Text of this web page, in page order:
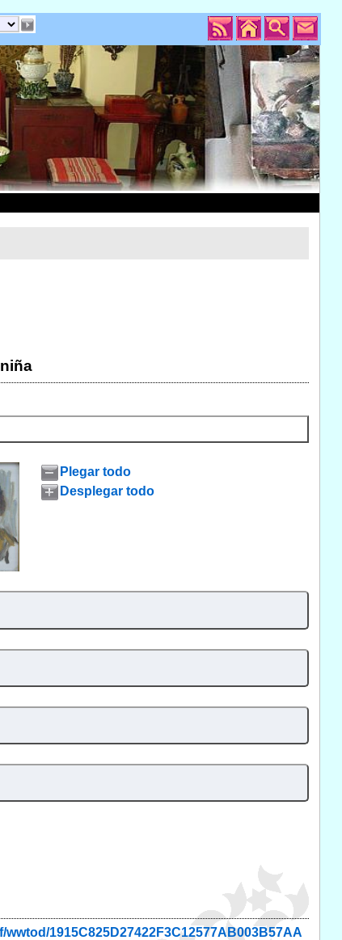
Plegar todo
Desplegar todo
1915C825D27422F3C12577AB003B57AA